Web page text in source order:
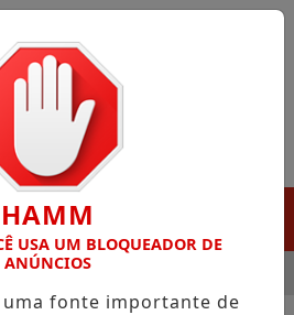
COM ATUAÇÃO VOLTADA
HAMM
USA UM BLOQUEADOR DE
ANÚNCIOS
fonte importante de